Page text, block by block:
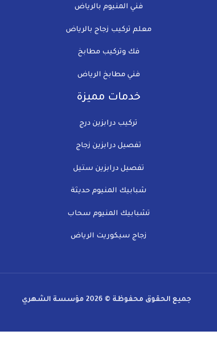
فني المنيوم بالرياض
معلم تركيب زجاج​ بالرياض
فك وتركيب مطابخ
فني مطابخ الرياض
خدمات مميزة
تركيب درابزين درج
تفصيل درابزين زجاج​
تفصيل درابزين ستيل
شبابيك المنيوم حديثة​
تشبابيك المنيوم سحاب
زجاج سيكوريت الرياض​
جميع الحقوق محفوظة © 2026 مؤسسة الشهري